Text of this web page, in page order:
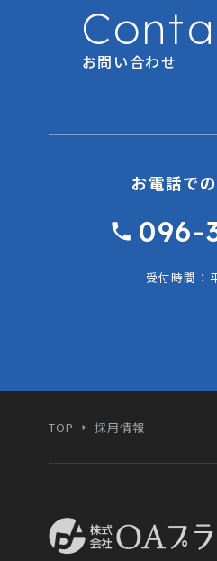
お問い合わせ
お電話で
096-
受付時間：
TOP 採用情報